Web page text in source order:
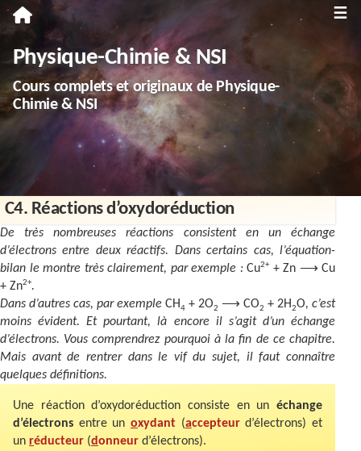
≡
Première
Spécialité Physique-Chimie
Enseignement scientifique
Terminale
Spécialité Physique-Chimie
Spécialité NSI
Enseignement scientifique
Troisième
Annales
Divers
Contact
Physique-Chimie & NSI
Cours complets et originaux de Physique-
Chimie & NSI
C4. Réactions d’oxydoréduction
De très nombreuses réactions consistent en un échange
d’électrons entre deux réactifs. Dans certains cas, l’équation-
bilan le montre très clairement, par exemple : Cu2++ Zn ⟶ Cu
+ Zn2+.
Dans d’autres cas, par exemple CH4 + 2O2 ⟶ CO2 + 2H2O, c’est
moins évident. Et pourtant, là encore il s’agit d’un échange
d’électrons. Vous comprendrez pourquoi à la fin de ce chapitre.
Mais avant de rentrer dans le vif du sujet, il faut connaître
quelques définitions.
Une réaction d’oxydoréduction consiste en un échange
d’électrons entre un oxydant (accepteurd’électrons) et
un réducteur (donneur d’électrons).